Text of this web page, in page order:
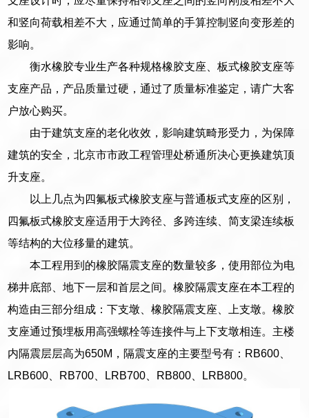
和竖向荷载相差不大，应通过简单的手算控制竖向变形差的
影响。
衡水橡胶专业生产各种规格橡胶支座、板式橡胶支座等
支座产品，产品质量过硬，通过了质量标准鉴定，请广大客
户放心购买。
由于建筑支座的老化收效，影响建筑畸形受力，为保障
建筑的安全，北京市市政工程管理处桥通所决心更换建筑顶
升支座。
以上几点为四氟板式橡胶支座与普通板式支座的区别，
四氟板式橡胶支座适用于大跨径、多跨连续、简支梁连续板
等结构的大位移量的建筑。
本工程用到的橡胶隔震支座的数量较多，使用部位为电
梯井底部、地下一层和首层之间。橡胶隔震支座在本工程的
构造由三部分组成：下支墩、橡胶隔震支座、上支墩。橡胶
支座通过预埋板用高强螺栓等连接件与上下支墩相连。主楼
内隔震层层高为650M，隔震支座的主要型号有：RB600、
LRB600、RB700、LRB700、RB800、LRB800。